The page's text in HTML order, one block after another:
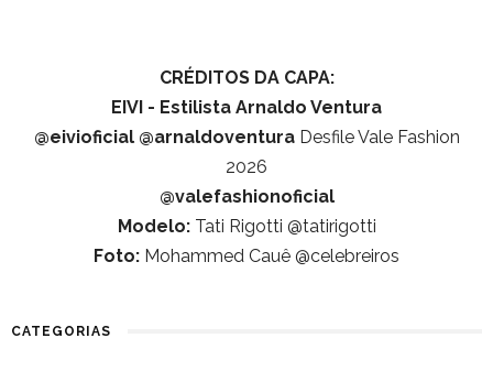
CRÉDITOS DA CAPA:
EIVI - Estilista Arnaldo Ventura
@eivioficial @arnaldoventuraDesfile Vale Fashion
2026
@valefashionoficial
Modelo:Tati Rigotti @tatirigotti
Foto: Mohammed Cauê @celebreiros
CATEGORIAS